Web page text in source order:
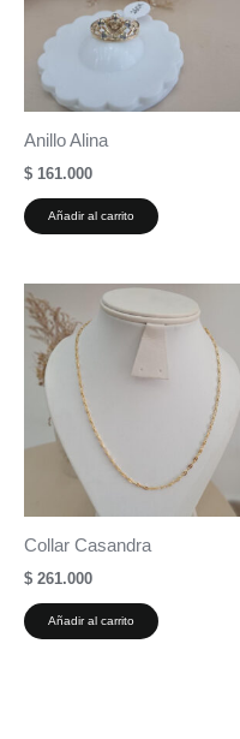
Anillo Alina
$ 161.000
Añadir al carrito
Collar Casandra
$ 261.000
Añadir al carrito